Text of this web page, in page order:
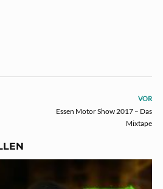
VOR
Essen Motor Show 2017 – Das
Mixtape